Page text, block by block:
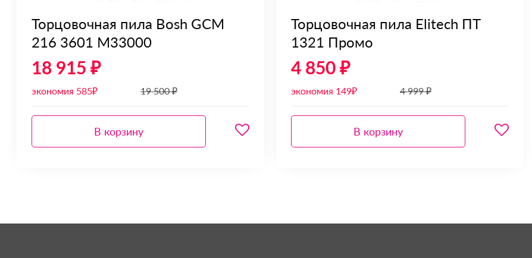
Торцовочная пила Bosh GCM
216 3601 M33000
18 915 ₽
экономия 585₽ 19 500 ₽
В корзину
Торцовочная пила Elitech ПТ
1321 Промо
4 850 ₽
экономия 149₽ 4 999 ₽
В корзину